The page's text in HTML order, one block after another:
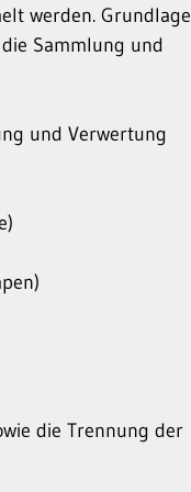
werden. Grundlage
Sammlung und
und Verwertung
die Trennung der